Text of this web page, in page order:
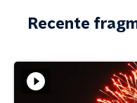
Recente